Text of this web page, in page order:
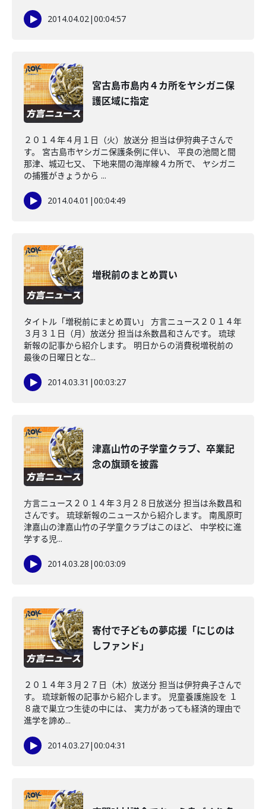
2014.04.02|00:04:57
宮古島市島内４カ所をヤシガニ保
護区域に指定
２０１４年４月１日（火）放送分 担当は伊狩典子さんで
す。 宮古島市ヤシガニ保護条例に伴い、 平良の池間と間
那津、城辺七又、 下地来間の海岸線４カ所で、 ヤシガニ
の捕獲がきょうから ...
2014.04.01 |00:04:49
増税前のまとめ買い
タイトル「増税前にまとめ買い」 方言ニュース２０１４年
３月３１日（月）放送分 担当は糸数昌和さんです。 琉球
新報の記事から紹介します。 明日からの消費税増税前の
最後の日曜日とな...
2014.03.31 |00:03:27
津嘉山竹の子学童クラブ、卒業記
念の旗頭を披露
方言ニュース２０１４年３月２８日放送分 担当は糸数昌和
さんです。 琉球新報のニュースから紹介します。 南風原町
津嘉山の津嘉山竹の子学童クラブはこのほど、 中学校に進
学する児...
2014.03.28 |00:03:09
寄付で子どもの夢応援「にじのは
しファンド」
２０１４年３月２７日（木）放送分 担当は伊狩典子さんで
す。 琉球新報の記事から紹介します。 児童養護施設を １
８歳で巣立つ生徒の中には、 実力があっても経済的理由で
進学を諦め...
2014.03.27|00:04:31